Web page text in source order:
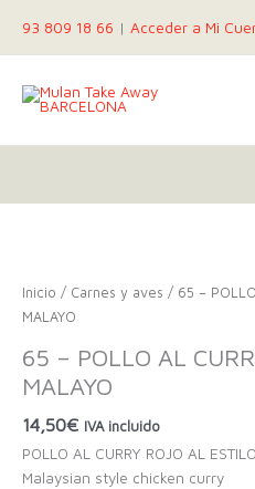
contenido
93 809 18 66 | Acceder a Mi
Inicio / Carnes y aves / 65 –
MALAYO
65 – POLLO AL
MALAYO
14,50€ IVA incluido
POLLO AL CURRY ROJO AL
Malaysian style chicken curry